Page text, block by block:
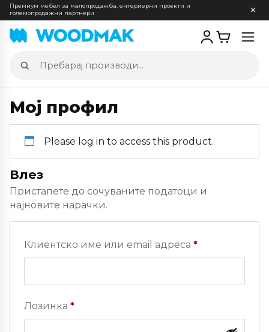
Премиум мебел за малопродажба, ентериерни проекти и
големопродажни партнери
Пребарај
производи
Мој профил
Please log in to access this product.
Влез
Пристапете до сочуваните податоци и
најновите нарачки.
Клиентско име или email адреса *
Лозинка *Задолжително